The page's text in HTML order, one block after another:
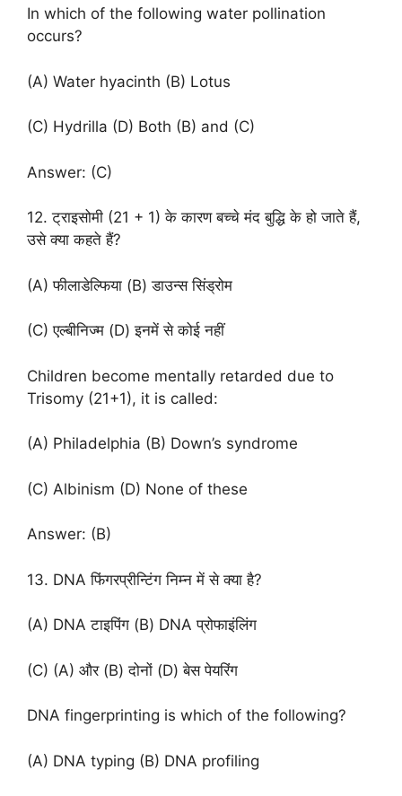
In which of the following water pollination
occurs?
(A) Water hyacinth (B) Lotus
(C) Hydrilla (D) Both (B) and (C)
Answer: (C)
12. ट्राइसोमी (21 + 1) के कारण बच्चे मंद बुद्धि के हो जाते हैं,
उसे क्या कहते हैं?
(A) फीलाडेल्फिया (B) डाउन्स सिंड्रोम
(C) एल्बीनिज्म (D) इनमें से कोई नहीं
Children become mentally retarded due to
Trisomy (21+1), it is called:
(A) Philadelphia (B) Down’s syndrome
(C) Albinism (D) None of these
Answer: (B)
13. DNA फिंगरप्रीन्टिंग निम्न में से क्या है?
(A) DNA टाइपिंग (B) DNA प्रोफाइंलिंग
(C) (A) और (B) दोनों (D) बेस पेयरिंग
DNA fingerprinting is which of the following?
(A) DNA typing (B) DNA profiling